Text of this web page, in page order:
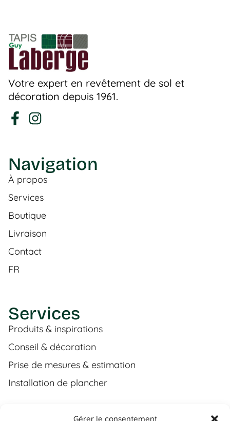
Gérer le consentement
Votre expert en revêtement de sol et
décoration depuis 1961.
Navigation
À propos
Services
Boutique
Livraison
Contact
FR
Services
Produits & inspirations
Conseil & décoration
Prise de mesures & estimation
Installation de plancher